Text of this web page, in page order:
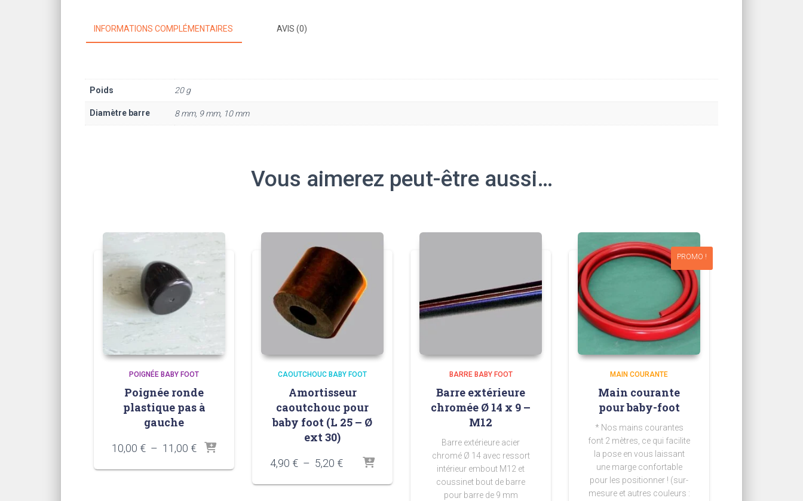
INFORMATIONS COMPLÉMENTAIRES AVIS (0)
Poids 20 g
Diamètre barre 8 mm, 9 mm, 10 mm
Vous aimerez peut-être aussi…
POIGNÉE BABY FOOT
Poignée ronde
plastique pas à
gauche
10,00 € – 11,00 €Plage
prix :
CAOUTCHOUC BABY FOOT
Amortisseur
caoutchouc pour
baby foot (L 25 – Ø
ext 30)
4,90 € – 5,20 €Plage
prix :
BARRE BABY FOOT
Barre extérieure
chromée Ø 14 x 9 –
M12
Barre extérieure acier
chromé Ø 14 avec ressort
intérieur embout M12 et
coussinet bout de barre
pour barre de 9 mm
PROMO !
MAIN COURANTE
Main courante
pour baby-foot
* Nos mains courantes
font 2 mètres, ce qui facilite
la pose en vous laissant
une marge confortable
pour les positionner ! (sur-
mesure et autres couleurs :